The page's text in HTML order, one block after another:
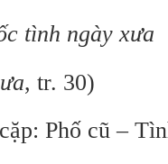
tình ngày xưa
, tr. 30)
Phố cũ –